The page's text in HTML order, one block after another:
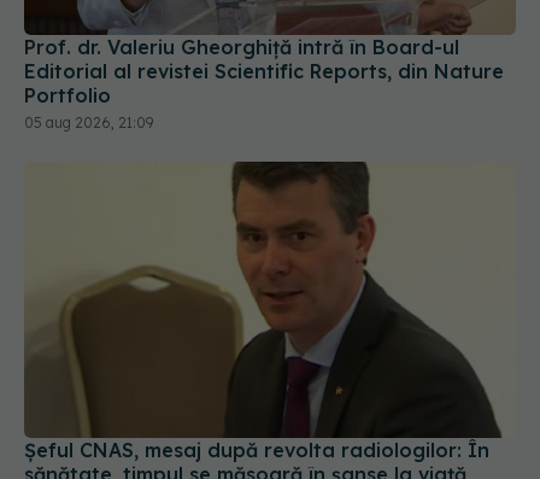
Prof. dr. Valeriu Gheorghiță intră în Board-ul
Editorial al revistei Scientific Reports, din Nature
Portfolio
05 aug 2026, 21:09
Șeful CNAS, mesaj după revolta radiologilor: În